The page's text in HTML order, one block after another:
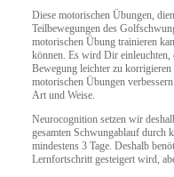
Diese motorischen Übungen,
Teilbewegungen des
motorischen Übung trainieren
können. Es wird Dir einleuchten,
Bewegung leichter zu
motorischen Übungen
Art und Weise.
Neurocognition setzen wir
gesamten Schwungablauf durch
mindestens 3 Tage. Deshalb
Lernfortschritt gesteigert wird,